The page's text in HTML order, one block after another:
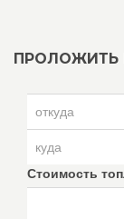
ПРОЛОЖИТЬ
Стоимость